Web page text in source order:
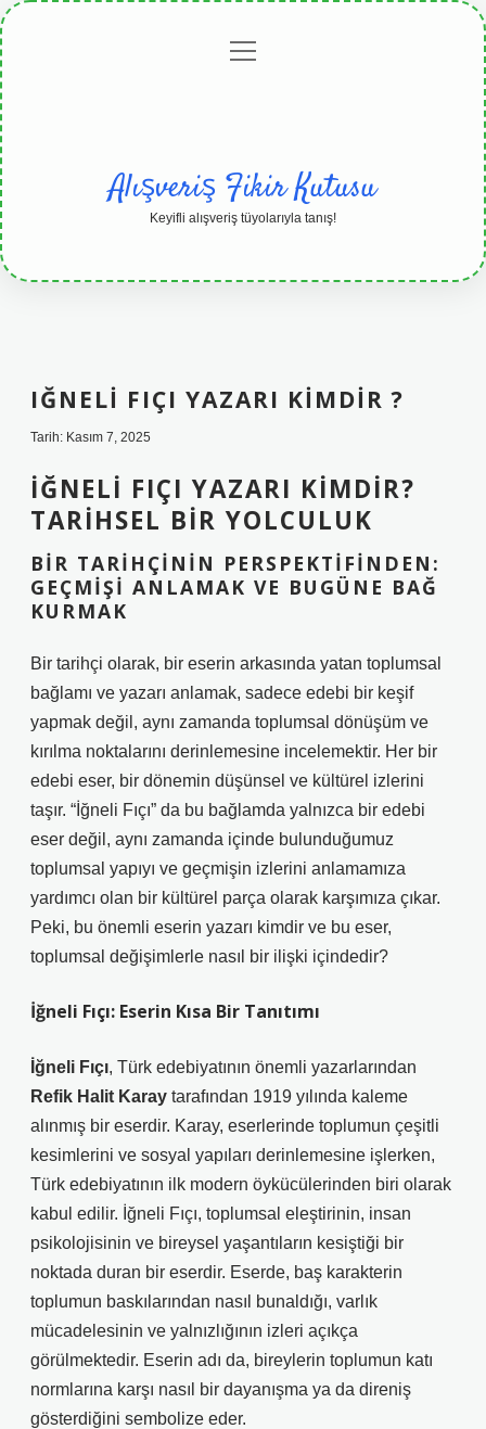
Gizlilikmenüyü
Alışveriş Fikir Kutusu
Keyifli alışveriş tüyolarıyla tanış!
IĞNELI FIÇI YAZARI KIMDIR ?
Tarih: Kasım 7, 2025
İĞNELI FIÇI YAZARI KIMDIR?
TARIHSEL BIR YOLCULUK
BIR TARIHÇININ PERSPEKTIFINDEN:
GEÇMIŞI ANLAMAK VE BUGÜNE BAĞ
KURMAK
Bir tarihçi olarak, bir eserin arkasında yatan toplumsal
bağlamı ve yazarı anlamak, sadece edebi bir keşif
yapmak değil, aynı zamanda toplumsal dönüşüm ve
kırılma noktalarını derinlemesine incelemektir. Her bir
edebi eser, bir dönemin düşünsel ve kültürel izlerini
taşır. “İğneli Fıçı” da bu bağlamda yalnızca bir edebi
eser değil, aynı zamanda içinde bulunduğumuz
toplumsal yapıyı ve geçmişin izlerini anlamamıza
yardımcı olan bir kültürel parça olarak karşımıza çıkar.
Peki, bu önemli eserin yazarı kimdir ve bu eser,
toplumsal değişimlerle nasıl bir ilişki içindedir?
İğneli Fıçı: Eserin Kısa Bir Tanıtımı
İğneli Fıçı, Türk edebiyatının önemli yazarlarından
Refik Halit Karay tarafından 1919 yılında kaleme
alınmış bir eserdir. Karay, eserlerinde toplumun çeşitli
kesimlerini ve sosyal yapıları derinlemesine işlerken,
Türk edebiyatının ilk modern öykücülerinden biri olarak
kabul edilir. İğneli Fıçı, toplumsal eleştirinin, insan
psikolojisinin ve bireysel yaşantıların kesiştiği bir
noktada duran bir eserdir. Eserde, baş karakterin
toplumun baskılarından nasıl bunaldığı, varlık
mücadelesinin ve yalnızlığının izleri açıkça
görülmektedir. Eserin adı da, bireylerin toplumun katı
normlarına karşı nasıl bir dayanışma ya da direniş
gösterdiğini sembolize eder.